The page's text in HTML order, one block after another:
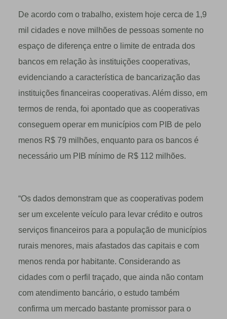
De acordo com o trabalho, existem hoje cerca de 1,9
mil cidades e nove milhões de pessoas somente no
espaço de diferença entre o limite de entrada dos
bancos em relação às instituições cooperativas,
evidenciando a característica de bancarização das
instituições financeiras cooperativas. Além disso, em
termos de renda, foi apontado que as cooperativas
conseguem operar em municípios com PIB de pelo
menos R$ 79 milhões, enquanto para os bancos é
necessário um PIB mínimo de R$ 112 milhões.
“Os dados demonstram que as cooperativas podem
ser um excelente veículo para levar crédito e outros
serviços financeiros para a população de municípios
rurais menores, mais afastados das capitais e com
menos renda por habitante. Considerando as
cidades com o perfil traçado, que ainda não contam
com atendimento bancário, o estudo também
confirma um mercado bastante promissor para o